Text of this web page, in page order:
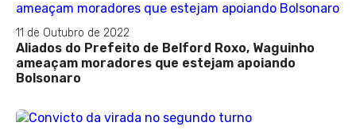
11 de Outubro de 2022
Aliados do Prefeito de Belford Roxo, Waguinho
ameaçam moradores que estejam apoiando
Bolsonaro